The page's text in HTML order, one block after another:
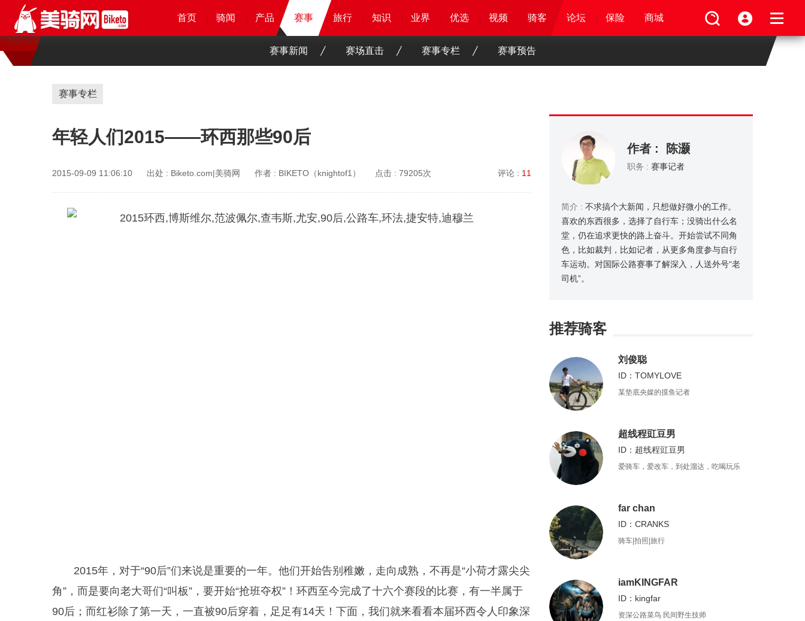
首页 骑闻 旅行 知识 业界 优选 骑客 论坛 保险 商城
首页 骑闻 产品 赛事 旅行 知识 业界 优选 骑客 视频 论坛 保险 商城
首页 骑闻 产品 赛事 旅行 知识 业界 优选 视频 骑客 论坛 保险 商城
首页 骑闻 产品 赛事 旅行 知识 业界 优选 视频 骑客 论坛 保险 商城
赛事新闻 赛场直击 赛事专栏 赛事预告
赛事专栏
年轻人们2015——环西那些90后
2015-09-09 11:06:10 出处 : Biketo.com|美骑网 作者 : BIKETO（knightof1） 点击 : 79205次 评论 : 11
2015年，对于“90后”们来说是重要的一年。他们开始告别稚嫩，走向成熟，不再是“小荷才露尖尖
角”，而是要向老大哥们“叫板”，要开始“抢班夺权”！环西至今完成了十六个赛段的比赛，有一半属于
90后；而红衫除了第一天，一直被90后穿着，足足有14天！下面，我们就来看看本届环西令人印象深
作者 : 陈灏
职务 : 赛事记者
简介 : 不求搞个大新闻，只想做好微小的工作。
喜欢的东西很多，选择了自行车；没骑出什么名
堂，仍在追求更快的路上奋斗。开始尝试不同角
色，比如裁判，比如记者，从更多角度参与自行
车运动。对国际公路赛事了解深入，人送外号“老
司机”。
推荐骑客
刘俊聪
ID：TOMYLOVE
某垫底央媒的摸鱼记者
超线程豇豆男
ID：超线程豇豆男
爱骑车，爱改车，到处溜达，吃喝玩乐
far chan
ID：CRANKS
骑车|拍照|旅行
iamKINGFAR
ID：kingfar
资深公路菜鸟 民间野生技师